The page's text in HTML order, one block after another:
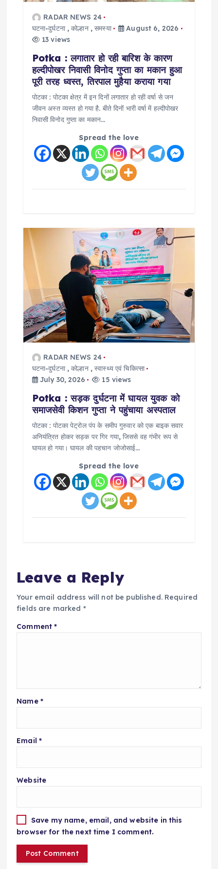
RADAR NEWS 24
घटना-दुर्घटना,कोल्हान,समस्या
August 6, 2026
13 views
Potka : लगातार हो रही बारिश के कारण
हल्दीपोखर निवासी विनोद गुप्ता का मकान हुआ
पूरी तरह ध्वस्त, तिरपाल मुहैया कराया गया
पोटका : पोटका क्षेत्र में इन दिनों लगातार हो रही वर्षा से जन
जीवन अस्त व्यस्त हो गया है. बीते दिनों भारी वर्षा में हल्दीपोखर
निवासी विनोद गुप्ता का मकान…
Spread the love
RADAR NEWS 24
घटना-दुर्घटना,कोल्हान,स्वास्थ्य एवं चिकित्सा
July 30, 2026
15 views
Potka : सड़क दुर्घटना में घायल युवक को
समाजसेवी किशन गुप्ता ने पहुंचाया अस्पताल
पोटका : पोटका पेट्रोल पंप के समीप गुरुवार को एक बाइक सवार
अनियंत्रित होकर सड़क पर गिर गया, जिससे वह गंभीर रूप से
घायल हो गया। घायल की पहचान जोजोसाई…
Spread the love
Leave a Reply
Your email address will not be published. Required
fields are marked *
Comment*
Name *
Email *
Website
Save my name, email, and website in this
browser for the next time I comment.